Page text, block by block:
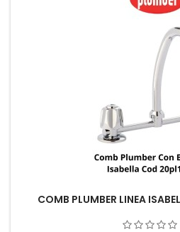
COMB PLUMBER LINEA